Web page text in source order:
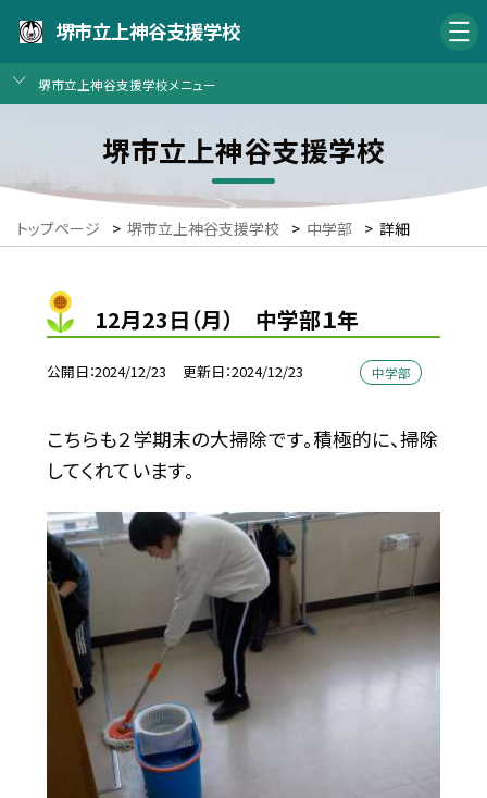
堺市立上神谷支援学校
堺市立上神谷支援学校メニュー
堺市立上神谷支援学校
トップページ > 堺市立上神谷支援学校 > 中学部 > 詳細
12月23日（月） 中学部１年
公開日 2024/12/23 更新日 2024/12/23 中学部
こちらも２学期末の大掃除です。積極的に、掃除
してくれています。